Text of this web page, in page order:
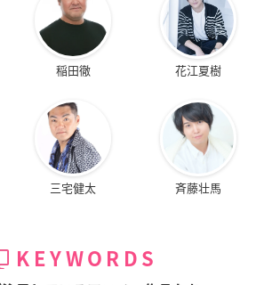
稲田徹 花江夏樹
三宅健太 斉藤壮馬
KEYWORDS